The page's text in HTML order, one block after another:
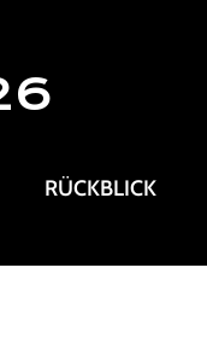
RÜCKBLICK